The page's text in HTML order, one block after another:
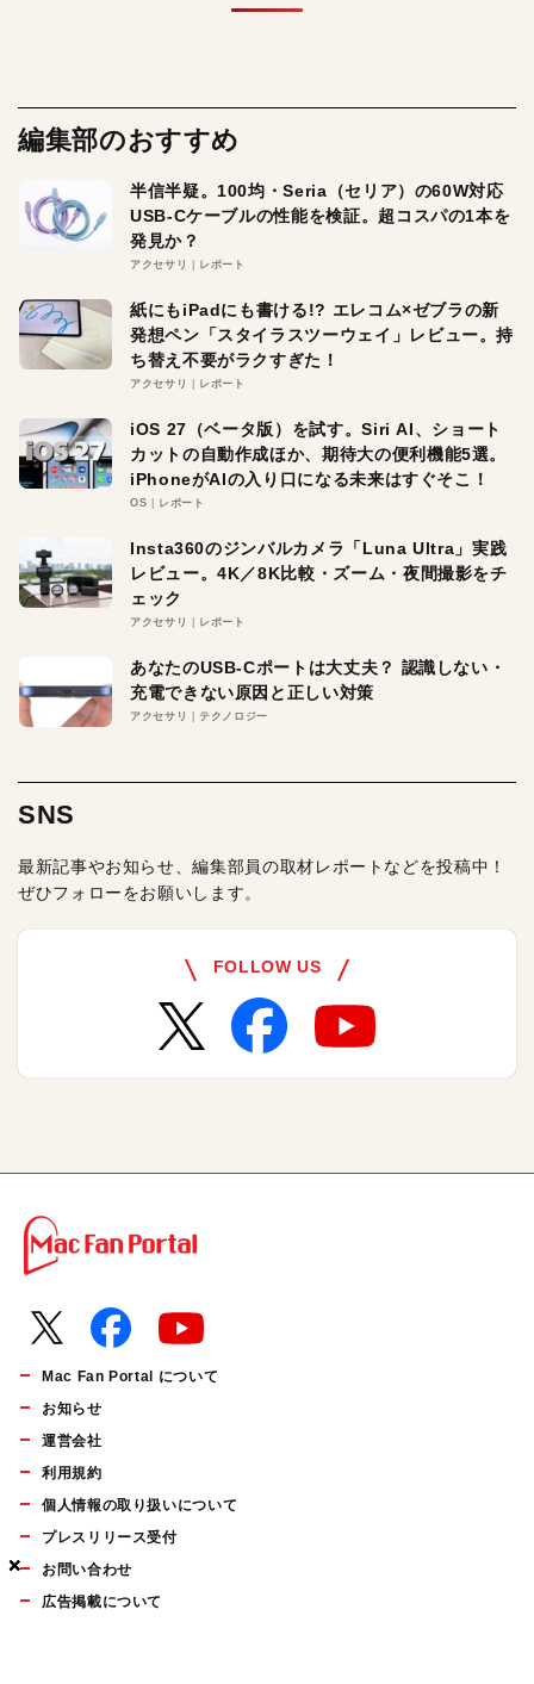
×
×
×
編集部のおすすめ
半信半疑。100均・Seria（セリア）の60W対応
USB-Cケーブルの性能を検証。超コスパの1本を
発見か？
アクセサリ レポート
紙にもiPadにも書ける!? エレコム×ゼブラの新
発想ペン「スタイラスツーウェイ」レビュー。持
ち替え不要がラクすぎた！
アクセサリ レポート
iOS 27（ベータ版）を試す。Siri AI、ショート
カットの自動作成ほか、期待大の便利機能5選。
iPhoneがAIの入り口になる未来はすぐそこ！
OS レポート
Insta360のジンバルカメラ「Luna Ultra」実践
レビュー。4K／8K比較・ズーム・夜間撮影をチ
ェック
アクセサリ レポート
あなたのUSB-Cポートは大丈夫？ 認識しない・
充電できない原因と正しい対策
アクセサリ テクノロジー
SNS
最新記事やお知らせ、編集部員の取材レポートなどを投稿中！
ぜひフォローをお願いします。
FOLLOW US
Mac Fan Portal について
お知らせ
運営会社
利用規約
個人情報の取り扱いについて
プレスリリース受付
お問い合わせ
広告掲載について